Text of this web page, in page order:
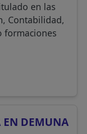
en las
Contabilidad,
formaciones
EN DEMUNA